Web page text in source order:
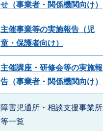
せ（事業者・関係機関向け）
主催事業等の実施報告（児
童・保護者向け）
主催講座・研修会等の実施報
告（事業者・関係機関向け）
障害児通所・相談支援事業所
等一覧